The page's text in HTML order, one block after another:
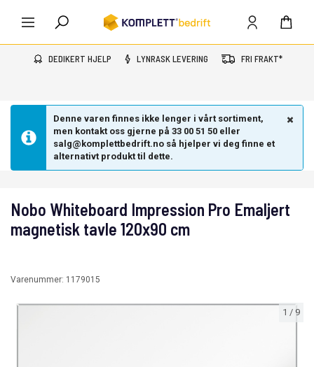
DEDIKERT HJELP LYNRASK LEVERING FRI FRAKT*
Denne varen finnes ikke lenger i vårt sortiment,
men kontakt oss gjerne på 33 00 51 50 eller
salg@komplettbedrift.no så hjelper vi deg finne et
alternativt produkt til dette.
1 / 9
Nobo Whiteboard Impression Pro Emaljert
magnetisk tavle 120x90 cm
Varenummer: 1179015